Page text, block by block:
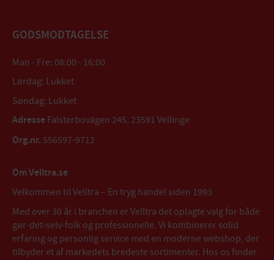
GODSMODTAGELSE
Man - Fre: 08:00 - 16:00
Lørdag: Lukket
Søndag: Lukket
Adresse Falsterbovägen 245, 23591 Vellinge
Org.nr. 556597-9712
Om Velltra.se
Velkommen til Velltra – En tryg handel siden 1993
Med over 30 år i branchen er Velltra det oplagte valg for både
gør-det-selv-folk og professionelle. Vi kombinerer solid
erfaring og personlig service med en moderne webshop, der
tilbyder et af markedets bredeste sortimenter. Hos os finder